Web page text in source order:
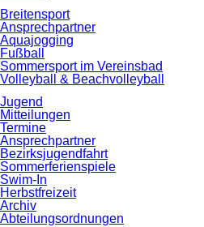
Breitensport
Ansprechpartner
Aquajogging
Fußball
Sommersport im Vereinsbad
Volleyball & Beachvolleyball
Jugend
Mitteilungen
Termine
Ansprechpartner
Bezirksjugendfahrt
Sommerferienspiele
Swim-In
Herbstfreizeit
Archiv
Abteilungsordnungen